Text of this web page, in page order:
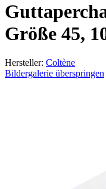
Größe 45,
Hersteller: Coltène
Bildergalerie überspringen